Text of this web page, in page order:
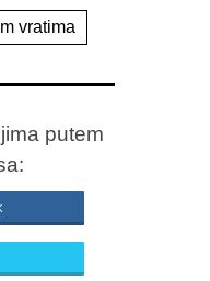
vratima
putem